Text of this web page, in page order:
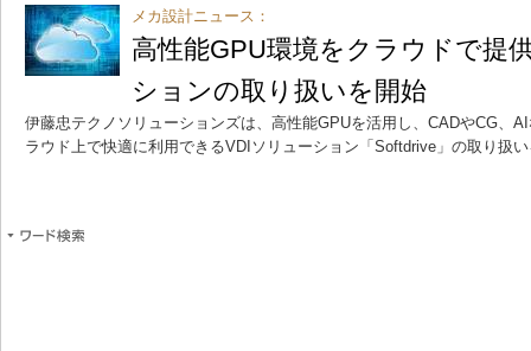
メカ設計ニュース：
高性能GPU環境をクラウドで提
ションの取り扱いを開始
伊藤忠テクノソリューションズは、高性能GPUを活用し、CADやCG、
ラウド上で快適に利用できるVDIソリューション「Softdrive」の取り扱